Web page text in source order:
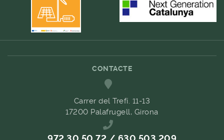
CONTACTE
Carrer del Trefí. 11-13
17200 Palafrugell, Girona